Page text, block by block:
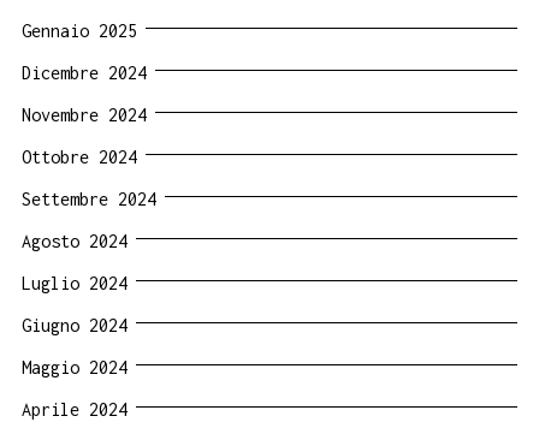
Gennaio 2025
Dicembre 2024
Novembre 2024
Ottobre 2024
Settembre 2024
Agosto 2024
Luglio 2024
Giugno 2024
Maggio 2024
Aprile 2024